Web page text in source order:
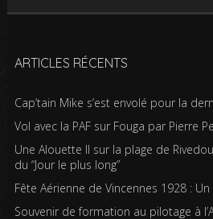
ARTICLES RÉCENTS
Cap’tain Mike s’est envolé pour la
Vol avec la PAF sur Fouga par Pierre
Une Alouette II sur la plage de
du “Jour le plus long”
Fête Aérienne de Vincennes 1928 :
Souvenir de formation au pilotage à